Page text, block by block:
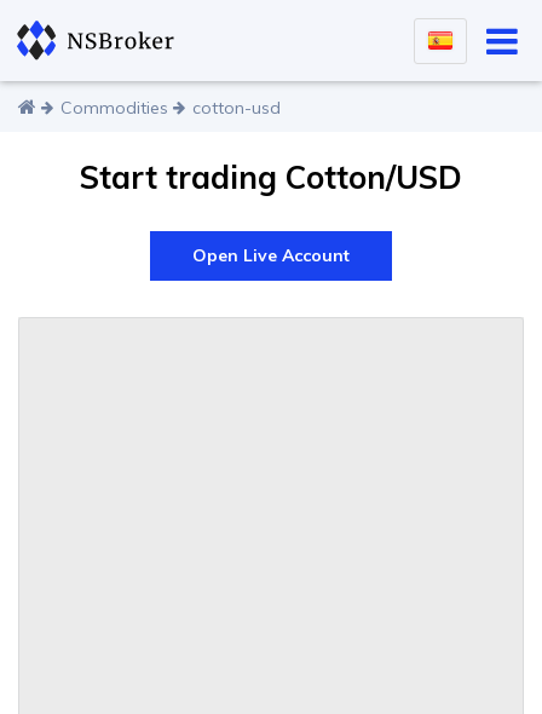
Commodities cotton-usd
Start trading Cotton/USD
Open Live Account